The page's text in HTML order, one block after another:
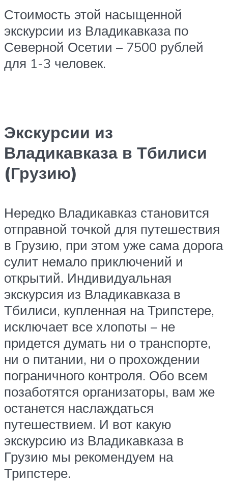
Стоимость этой насыщенной
экскурсии из Владикавказа по
Северной Осетии – 7500 рублей
для 1-3 человек.
Экскурсии из
Владикавказа в Тбилиси
(Грузию)
Нередко Владикавказ становится
отправной точкой для путешествия
в Грузию, при этом уже сама дорога
сулит немало приключений и
открытий. Индивидуальная
экскурсия из Владикавказа в
Тбилиси, купленная на Трипстере,
исключает все хлопоты – не
придется думать ни о транспорте,
ни о питании, ни о прохождении
пограничного контроля. Обо всем
позаботятся организаторы, вам же
останется наслаждаться
путешествием. И вот какую
экскурсию из Владикавказа в
Грузию мы рекомендуем на
Трипстере.